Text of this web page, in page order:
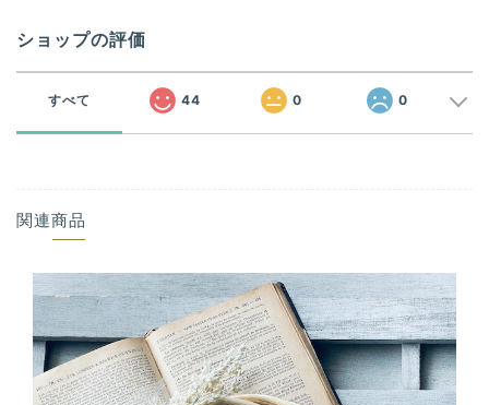
ショップの評価
すべて 44 0 0
関連商品